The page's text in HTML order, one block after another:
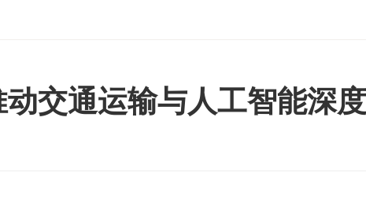
动交通运输与人工智能深